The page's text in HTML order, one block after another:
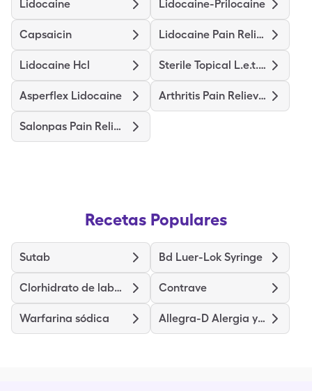
Lidocaine Lidocaine-Prilocaine
Capsaicin Lidocaine Pain Relief
Lidocaine Hcl Sterile Topical L.e.t. Gel
Asperflex Lidocaine Arthritis Pain Relieving
Salonpas Pain Relieving
Recetas Populares
Sutab Bd Luer-Lok Syringe
Clorhidrato de labetalol Contrave
Warfarina sódica Allegra-D Alergia y congestión